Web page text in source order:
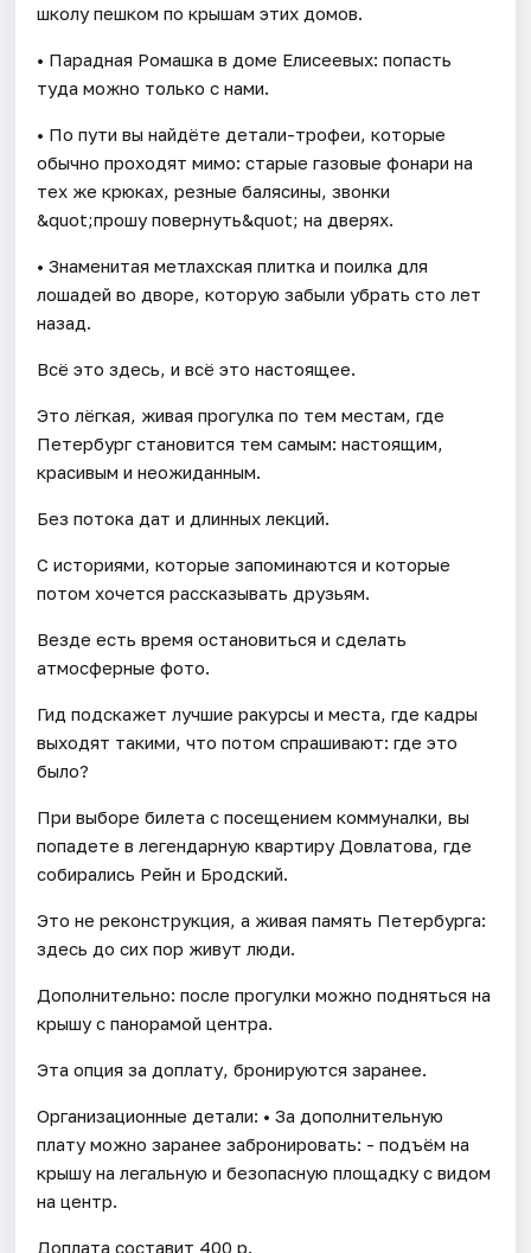
школу пешком по крышам этих домов.
• Парадная Ромашка в доме Елисеевых: попасть
туда можно только с нами.
• По пути вы найдёте детали-трофеи, которые
обычно проходят мимо: старые газовые фонари на
тех же крюках, резные балясины, звонки
&quot;прошу повернуть&quot; на дверях.
• Знаменитая метлахская плитка и поилка для
лошадей во дворе, которую забыли убрать сто лет
назад.
Всё это здесь, и всё это настоящее.
Это лёгкая, живая прогулка по тем местам, где
Петербург становится тем самым: настоящим,
красивым и неожиданным.
Без потока дат и длинных лекций.
С историями, которые запоминаются и которые
потом хочется рассказывать друзьям.
Везде есть время остановиться и сделать
атмосферные фото.
Гид подскажет лучшие ракурсы и места, где кадры
выходят такими, что потом спрашивают: где это
было?
При выборе билета с посещением коммуналки, вы
попадете в легендарную квартиру Довлатова, где
собирались Рейн и Бродский.
Это не реконструкция, а живая память Петербурга:
здесь до сих пор живут люди.
Дополнительно: после прогулки можно подняться на
крышу с панорамой центра.
Эта опция за доплату, бронируются заранее.
Организационные детали: • За дополнительную
плату можно заранее забронировать: - подъём на
крышу на легальную и безопасную площадку с видом
на центр.
Доплата составит 400 р.